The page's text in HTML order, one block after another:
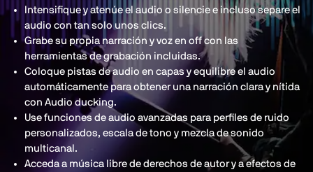
Intensifique y atenúe el audio o silencie e incluso separe el
audio con tan solo unos clics.
Grabe su propia narración y voz en off con las
herramientas de grabación incluidas.
Coloque pistas de audio en capas y equilibre el audio
automáticamente para obtener una narración clara y nítida
con Audio ducking.
Use funciones de audio avanzadas para perfiles de ruido
personalizados, escala de tono y mezcla de sonido
multicanal.
Acceda a música libre de derechos de autor y a efectos de